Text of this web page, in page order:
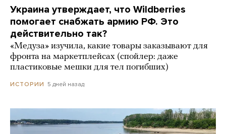
Украина утверждает, что Wildberries
помогает снабжать армию РФ. Это
действительно так?
«Медуза» изучила, какие товары заказывают для
фронта на маркетплейсах (спойлер: даже
пластиковые мешки для тел погибших)
ИСТОРИИ 5 дней назад